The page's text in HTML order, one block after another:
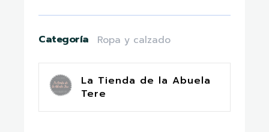
Categoría Ropa y calzado
La Tienda de la Abuela
Tere